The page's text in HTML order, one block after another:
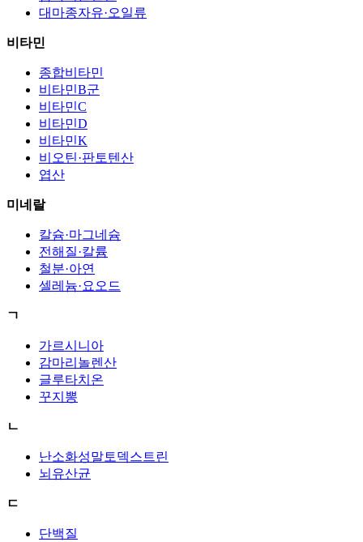
대마종자유·오일류
비타민
종합비타민
비타민B군
비타민C
비타민D
비타민K
비오틴·판토텐산
엽산
미네랄
칼슘·마그네슘
전해질·칼륨
철분·아연
셀레늄·요오드
ㄱ
가르시니아
감마리놀렌산
글루타치온
꾸지뽕
ㄴ
난소화성말토덱스트린
뇌유산균
ㄷ
단백질